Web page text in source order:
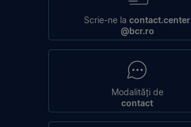
Scrie-ne la contact.center
@bcr.ro
Modalități de
contact